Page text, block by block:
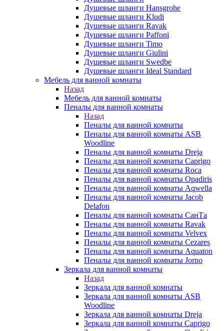
Душевые шланги Hansgrohe
Душевые шланги Kludi
Душевые шланги Ravak
Душевые шланги Paffoni
Душевые шланги Timo
Душевые шланги Giulini
Душевые шланги Swedbe
Душевые шланги Ideal Standard
Мебель для ванной комнаты
Назад
Мебель для ванной комнаты
Пеналы для ванной комнаты
Назад
Пеналы для ванной комнаты
Пеналы для ванной комнаты ASB
Woodline
Пеналы для ванной комнаты Dreja
Пеналы для ванной комнаты Caprigo
Пеналы для ванной комнаты Roca
Пеналы для ванной комнаты Opadiris
Пеналы для ванной комнаты Aqwella
Пеналы для ванной комнаты Jacob
Delafon
Пеналы для ванной комнаты СанТа
Пеналы для ванной комнаты Ravak
Пеналы для ванной комнаты Velvex
Пеналы для ванной комнаты Cezares
Пеналы для ванной комнаты Aquaton
Пеналы для ванной комнаты Jorno
Зеркала для ванной комнаты
Назад
Зеркала для ванной комнаты
Зеркала для ванной комнаты ASB
Woodline
Зеркала для ванной комнаты Dreja
Зеркала для ванной комнаты Caprigo